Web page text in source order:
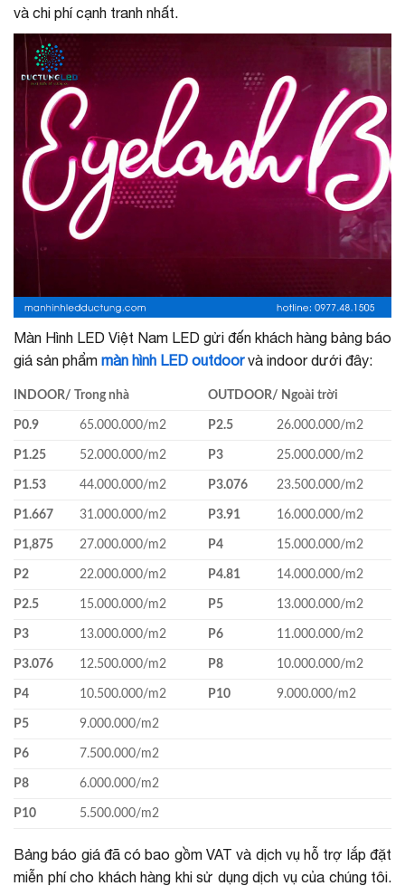
và chi phí cạnh tranh nhất.
Màn Hình LED Việt Nam LED gửi đến khách hàng bảng báo
giá sản phẩm màn hình LED outdoorvà indoor dưới đây:
INDOOR/ Trong nhà OUTDOOR/ Ngoài trời
P0.9 65.000.000/m2 P2.5 26.000.000/m2
P1.25 52.000.000/m2 P3 25.000.000/m2
P1.53 44.000.000/m2 P3.076 23.500.000/m2
P1.667 31.000.000/m2 P3.91 16.000.000/m2
P1,875 27.000.000/m2 P4 15.000.000/m2
P2 22.000.000/m2 P4.81 14.000.000/m2
P2.5 15.000.000/m2 P5 13.000.000/m2
P3 13.000.000/m2 P6 11.000.000/m2
P3.076 12.500.000/m2 P8 10.000.000/m2
P4 10.500.000/m2 P10 9.000.000/m2
P5 9.000.000/m2
P6 7.500.000/m2
P8 6.000.000/m2
P10 5.500.000/m2
Bảng báo giá đã có bao gồm VAT và dịch vụ hỗ trợ lắp đặt
miễn phí cho khách hàng khi sử dụng dịch vụ của chúng tôi.